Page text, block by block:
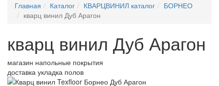
Главная Каталог КВАРЦВИНИЛ каталог
БОРНЕО
кварц винил Дуб Арагон
кварц винил Дуб Арагон
магазин напольные покрытия
доставка укладка полов